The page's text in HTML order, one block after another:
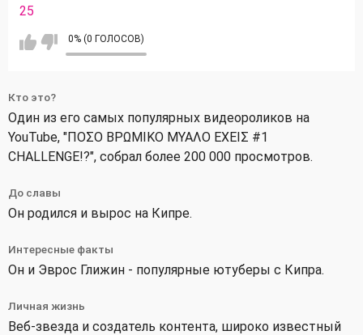
25
0% (0 ГОЛОСОВ)
Кто это?
Один из его самых популярных видеороликов на
YouTube, "ΠΟΣΟ ΒΡΩΜΙΚΟ ΜΥΑΛΟ ΕΧΕΙΣ #1
CHALLENGE!?", собрал более 200 000 просмотров.
До славы
Он родился и вырос на Кипре.
Интересные факты
Он и Эврос Глижин - популярные ютуберы с Кипра.
Личная жизнь
Веб-звезда и создатель контента, широко известный